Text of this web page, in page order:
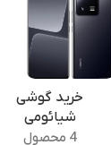
خرید گوشی
شیائومی
4 محصول